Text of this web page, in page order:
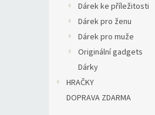
Dárek ke příležitosti
Dárek pro ženu
Dárek pro muže
Originální gadgets
Dárky
HRAČKY
DOPRAVA ZDARMA